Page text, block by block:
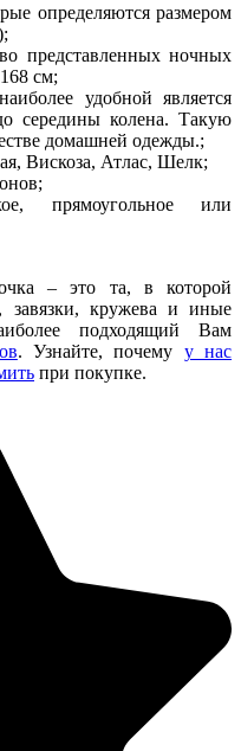
определяются размером
представленных ночных
см;
удобной является
середины колена. Такую
домашней одежды.;
Вискоза, Атлас, Шелк;
прямоугольное или
– это та, в которой
завязки, кружева и иные
подходящий Вам
. Узнайте, почему у нас
при покупке.